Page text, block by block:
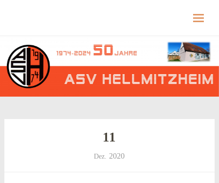
Hellmitzheim.de – fränkisches Dorf am Rande
to
content
11
Dez. 2020